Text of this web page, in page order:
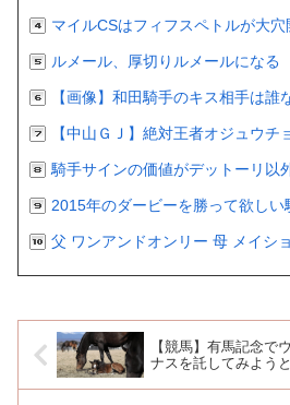
マイルCSはフィフスペトルが大穴
ルメール、厚切りルメールになる
【画像】和田騎手のキス相手は誰
【中山ＧＪ】絶対王者オジュウチ
騎手サインの価値がデットーリ以
2015年のダービーを勝って欲しい
父 ワンアンドオンリー 母 メイシ
【競馬】有馬記念で
ナスを託してみよう